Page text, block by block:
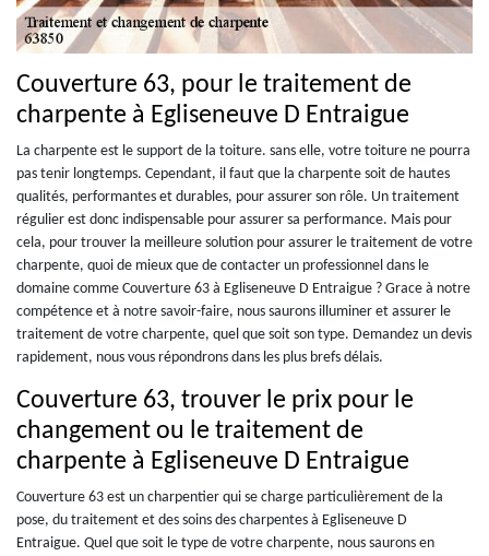
Couverture 63, pour le traitement de
charpente à Egliseneuve D Entraigue
La charpente est le support de la toiture. sans elle, votre toiture ne pourra
pas tenir longtemps. Cependant, il faut que la charpente soit de hautes
qualités, performantes et durables, pour assurer son rôle. Un traitement
régulier est donc indispensable pour assurer sa performance. Mais pour
cela, pour trouver la meilleure solution pour assurer le traitement de votre
charpente, quoi de mieux que de contacter un professionnel dans le
domaine comme Couverture 63 à Egliseneuve D Entraigue ? Grace à notre
compétence et à notre savoir-faire, nous saurons illuminer et assurer le
traitement de votre charpente, quel que soit son type. Demandez un devis
rapidement, nous vous répondrons dans les plus brefs délais.
Couverture 63, trouver le prix pour le
changement ou le traitement de
charpente à Egliseneuve D Entraigue
Couverture 63 est un charpentier qui se charge particulièrement de la
pose, du traitement et des soins des charpentes à Egliseneuve D
Entraigue. Quel que soit le type de votre charpente, nous saurons en